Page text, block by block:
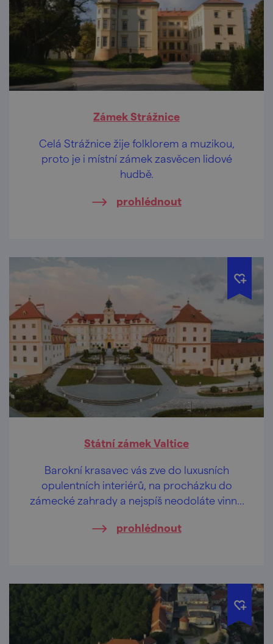
Zámek Strážnice
Celá Strážnice žije folklorem a muzikou,
proto je i místní zámek zasvěcen lidové
hudbě.
prohlédnout
Státní zámek Valtice
Barokní krasavec vás zve do luxusních
opulentních interiérů, na procházku do
zámecké zahrady a nejspíš neodoláte vinné
prohlédnout